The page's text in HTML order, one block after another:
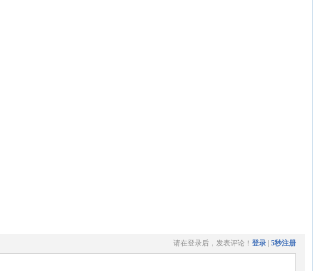
请在登录后，发表评论！ 登录 5秒注册